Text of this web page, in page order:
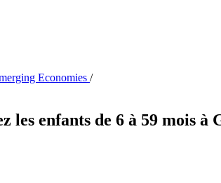
Economies /
les enfants de 6 à 59 mois